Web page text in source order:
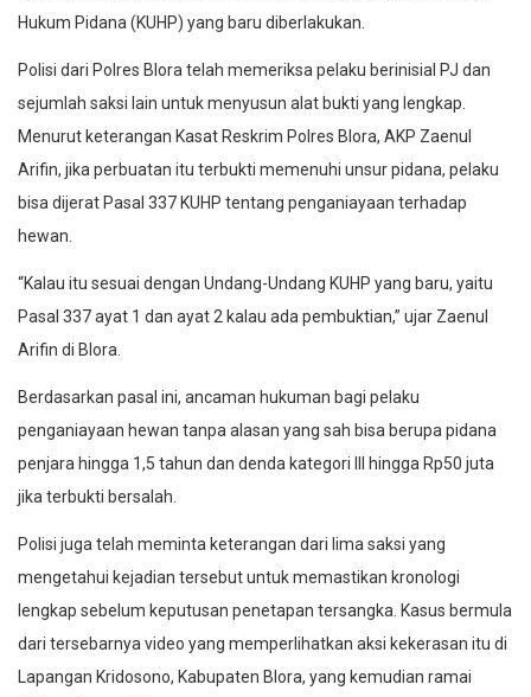
Hukum Pidana (KUHP) yang baru diberlakukan.
Polisi dari Polres Blora telah memeriksa pelaku berinisial PJ dan
sejumlah saksi lain untuk menyusun alat bukti yang lengkap.
Menurut keterangan Kasat Reskrim Polres Blora, AKP Zaenul
Arifin, jika perbuatan itu terbukti memenuhi unsur pidana, pelaku
bisa dijerat Pasal 337 KUHP tentang penganiayaan terhadap
hewan.
“Kalau itu sesuai dengan Undang-Undang KUHP yang baru, yaitu
Pasal 337 ayat 1 dan ayat 2 kalau ada pembuktian,” ujar Zaenul
Arifin di Blora.
Berdasarkan pasal ini, ancaman hukuman bagi pelaku
penganiayaan hewan tanpa alasan yang sah bisa berupa pidana
penjara hingga 1,5 tahun dan denda kategori III hingga Rp50 juta
jika terbukti bersalah.
Polisi juga telah meminta keterangan dari lima saksi yang
mengetahui kejadian tersebut untuk memastikan kronologi
lengkap sebelum keputusan penetapan tersangka. Kasus bermula
dari tersebarnya video yang memperlihatkan aksi kekerasan itu di
Lapangan Kridosono, Kabupaten Blora, yang kemudian ramai